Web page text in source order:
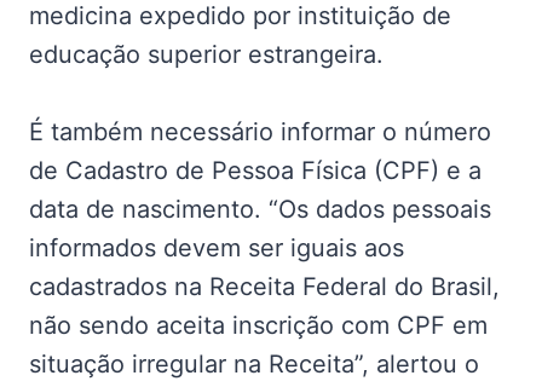
medicina expedido por instituição de
educação superior estrangeira.
É também necessário informar o número
de Cadastro de Pessoa Física (CPF) e a
data de nascimento. “Os dados pessoais
informados devem ser iguais aos
cadastrados na Receita Federal do Brasil,
não sendo aceita inscrição com CPF em
situação irregular na Receita”, alertou o